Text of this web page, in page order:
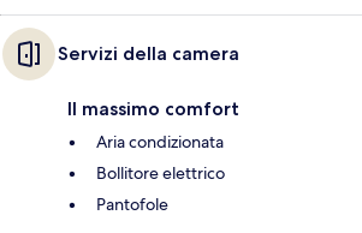
Servizi della camera
Il massimo comfort
Aria condizionata
Bollitore elettrico
Pantofole